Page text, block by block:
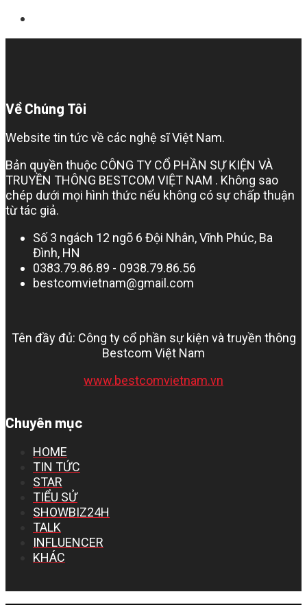
Về Chúng Tôi
Website tin tức về các nghệ sĩ Việt Nam.
Bản quyền thuộc CÔNG TY CỔ PHẦN SỰ KIỆN VÀ
TRUYỀN THÔNG BESTCOM VIỆT NAM . Không sao
chép dưới mọi hình thức nếu không có sự chấp thuận
từ tác giả.
Số 3 ngách 12 ngõ 6 Đội Nhân, Vĩnh Phúc, Ba
Đình, HN
0383.79.86.89 - 0938.79.86.56
bestcomvietnam@gmail.com
Tên đầy đủ: Công ty cổ phần sự kiện và truyền thông
Bestcom Việt Nam
www.bestcomvietnam.vn
Chuyên mục
HOME
TIN TỨC
STAR
TIỂU SỬ
SHOWBIZ24H
TALK
INFLUENCER
KHÁC